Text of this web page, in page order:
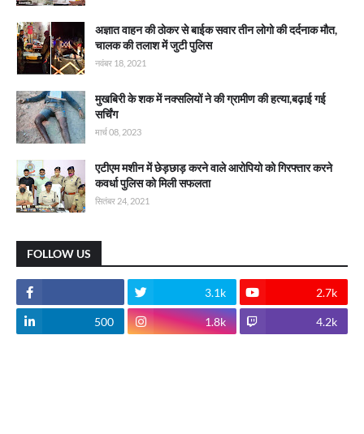
अज्ञात वाहन की ठोकर से बाईक सवार तीन लोगो की दर्दनाक मौत,
चालक की तलाश में जुटी पुलिस
नवंबर 18, 2021
मुखबिरी के शक में नक्सलियों ने की ग्रामीण की हत्या,बढ़ाई गई
सर्चिंग
मार्च 08, 2023
एटीएम मशीन में छेड़छाड़ करने वाले आरोपियो को गिरफ्तार करने
कवर्धा पुलिस को मिली सफलता
सितंबर 24, 2021
FOLLOW US
3.1k 2.7k
500 1.8k 4.2k